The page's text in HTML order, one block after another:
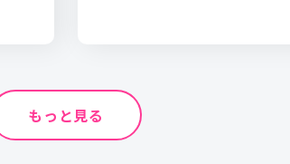
もっと見る